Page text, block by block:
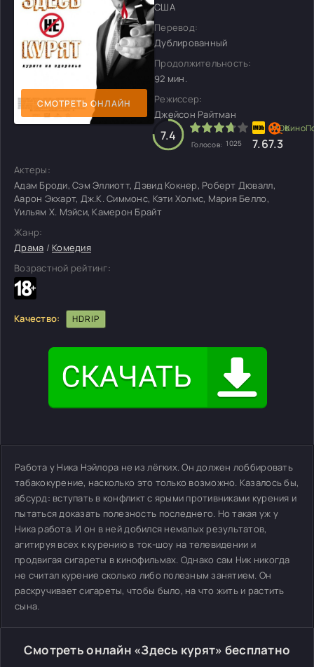
СМОТРЕТЬ ОНЛАЙН
США
Перевод:
Дублированный
Продолжительность:
92 мин.
Режиссер:
Джейсон Райтман
7.4
Голосов: 1025 7.67.3
Актеры:
Адам Броди, Сэм Эллиотт, Дэвид Кокнер, Роберт Дювалл,
Аарон Экхарт, Дж.К. Симмонс, Кэти Холмс, Мария Белло,
Уильям Х. Мэйси, Камерон Брайт
Жанр:
Драма / Комедия
Возрастной рейтинг:
Качество: HDRIP
Работа у Ника Нэйлора не из лёгких. Он должен лоббировать
табакокурение, насколько это только возможно. Казалось бы,
абсурд: вступать в конфликт с ярыми противниками курения и
пытаться доказать полезность последнего. Но такая уж у
Ника работа. И он в ней добился немалых результатов,
агитируя всех к курению в ток-шоу на телевидении и
продвигая сигареты в кинофильмах. Однако сам Ник никогда
не считал курение сколько либо полезным занятием. Он
раскручивает сигареты, чтобы было, на что жить и растить
сына.
Смотреть онлайн «Здесь курят» бесплатно